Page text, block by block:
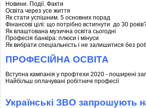
Новини. Події. Факти
Освіта через усе життя
Як стати успішним. 5 основних порад
Фінансові цілі: що потрібно встигнути до 30
Як влаштована музична освіта сьогодні
Професія банкіра: плюси і мінуси
Як вибрати спеціальність і не залишитися без
ПРОФЕСІЙНА ОСВІТА
Вступна кампанія у профтехи 2020 - поширені
Найбільш оплачувані робітничі професії
Українські ЗВО запрошують